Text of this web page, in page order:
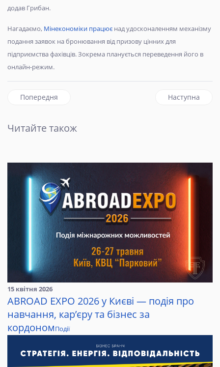
додав Грибан.
Нагадаємо, Мінекономіки працює над удосконаленням механізму
подання заявок на бронювання від призову цінних для
підприємства фахівців. Зокрема планується переведення його в
онлайн-режим.
Попередня стаття: "Чи варто торгуватися з Росією?": у
Попередня наступна
Наступна
Читайте також
15 квітня 2026
ABROAD EXPO 2026 у Києві — подія про
навчання, кар’єру та бізнес за
кордономПодії